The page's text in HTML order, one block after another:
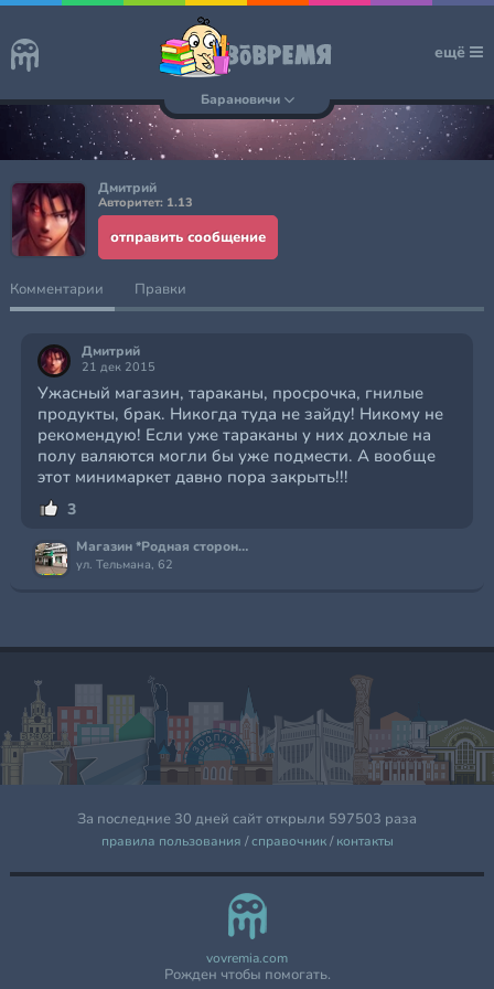
ещё
Барановичи
Дмитрий
Авторитет: 1.13
отправить сообщение
Комментарии Правки
Дмитрий
21 дек 2015
Ужасный магазин, тараканы, просрочка, гнилые
продукты, брак. Никогда туда не зайду! Никому не
рекомендую! Если уже тараканы у них дохлые на
полу валяются могли бы уже подмести. А вообще
этот минимаркет давно пора закрыть!!!
3
Магазин *Родная сторона*
ул. Тельмана, 62
За последние 30 дней сайт открыли 597503 раза
правила пользования /справочник/контакты
vovremia.com
Рожден чтобы помогать.